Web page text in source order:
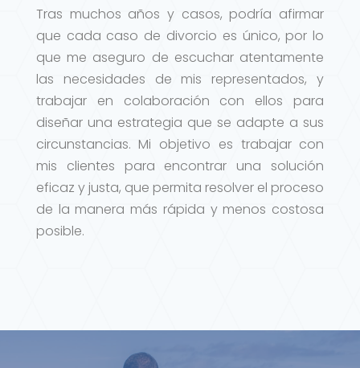
Tras muchos años y casos, podría afirmar
que cada caso de divorcio es único, por lo
que me aseguro de escuchar atentamente
las necesidades de mis representados, y
trabajar en colaboración con ellos para
diseñar una estrategia que se adapte a sus
circunstancias. Mi objetivo es trabajar con
mis clientes para encontrar una solución
eficaz y justa, que permita resolver el proceso
de la manera más rápida y menos costosa
posible.